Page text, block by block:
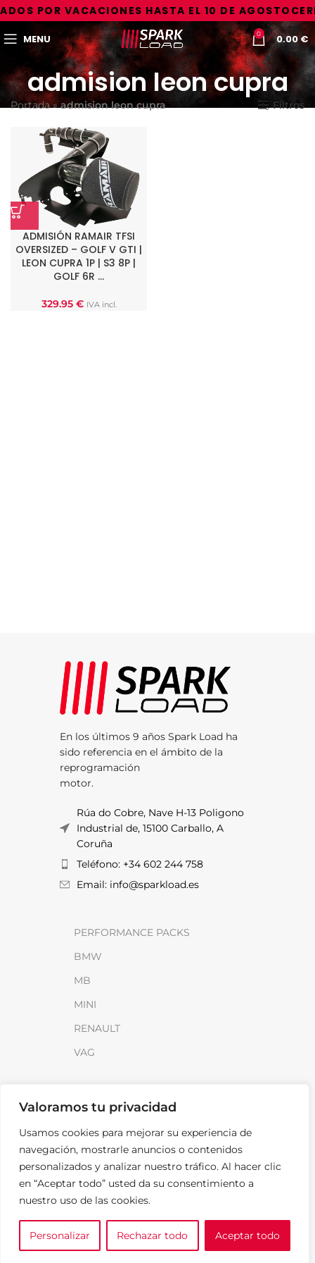
Valoramos tu privacidad
Usamos cookies para mejorar su experiencia de
navegación, mostrarle anuncios o contenidos
personalizados y analizar nuestro tráfico. Al hacer clic
en “Aceptar todo” usted da su consentimiento a
nuestro uso de las cookies.
Personalizar Rechazar todo Aceptar todo
POR VACACIONES HASTA EL 10 DE AGOSTO
MENU 0 0.00€
admision leon cupra
Portada»admision leon cupra Filtros
ADMISIÓN RAMAIR TFSI
OVERSIZED – GOLF V GTI |
LEON CUPRA 1P | S3 8P |
GOLF 6R …
329.95 € IVA incl.
En los últimos 9 años Spark Load ha
sido referencia en el ámbito de la
reprogramación
motor.
Rúa do Cobre, Nave H-13 Poligono
Industrial de, 15100 Carballo, A
Coruña
Teléfono: +34 602 244 758
Email: info@sparkload.es
PERFORMANCE PACKS
BMW
MB
MINI
RENAULT
VAG
Sobre SparkLoad
Distribuidores
FAQ
Contacto
LEGAL
0